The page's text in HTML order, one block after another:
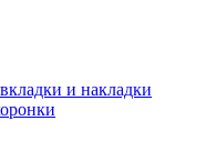
и накладки